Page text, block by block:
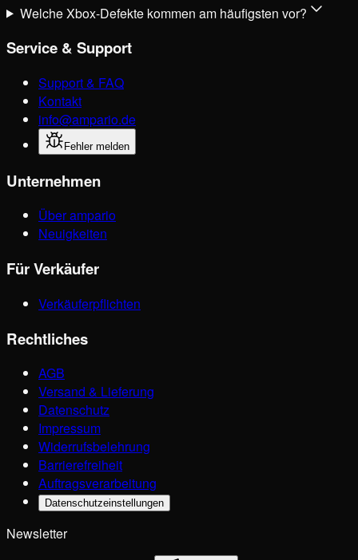
Welche Xbox-Defekte kommen am häufigsten vor?
Service & Support
Support & FAQ
Kontakt
info@ampario.de
Fehler melden
Unternehmen
Über ampario
Neuigkeiten
Für Verkäufer
Verkäuferpflichten
Rechtliches
AGB
Versand & Lieferung
Datenschutz
Impressum
Widerrufsbelehrung
Barrierefreiheit
Auftragsverarbeitung
Datenschutzeinstellungen
Newsletter